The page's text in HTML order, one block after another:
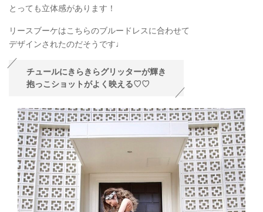
とっても立体感があります！
リースブーケはこちらのブルードレスに合わせて
デザインされたのだそうです♩
チュールにきらきらグリッターが輝き
抱っこショットがよく映える♡♡